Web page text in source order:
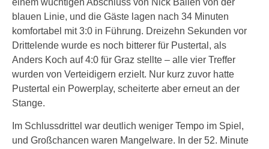
einem wuchtigen Abschluss von Nick Bailen von der
blauen Linie, und die Gäste lagen nach 34 Minuten
komfortabel mit 3:0 in Führung. Dreizehn Sekunden vor
Drittelende wurde es noch bitterer für Pustertal, als
Anders Koch auf 4:0 für Graz stellte – alle vier Treffer
wurden von Verteidigern erzielt. Nur kurz zuvor hatte
Pustertal ein Powerplay, scheiterte aber erneut an der
Stange.
Im Schlussdrittel war deutlich weniger Tempo im Spiel,
und Großchancen waren Mangelware. In der 52. Minute